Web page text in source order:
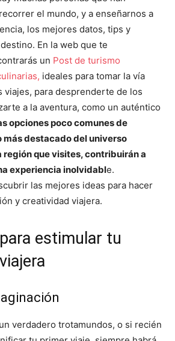
el mundo, y a enseñarnos a
los mejores datos, tips y
En la web que te
un Post de turismo
ideales para tomar la vía
viajes, para desprenderte de los
a la aventura, como un auténtico
opciones poco comunes de
más destacado del universo
que visites, contribuirán a
experiencia inolvidable.
las mejores ideas para hacer
y creatividad viajera.
estimular tu
verdadero trotamundos, o si recién